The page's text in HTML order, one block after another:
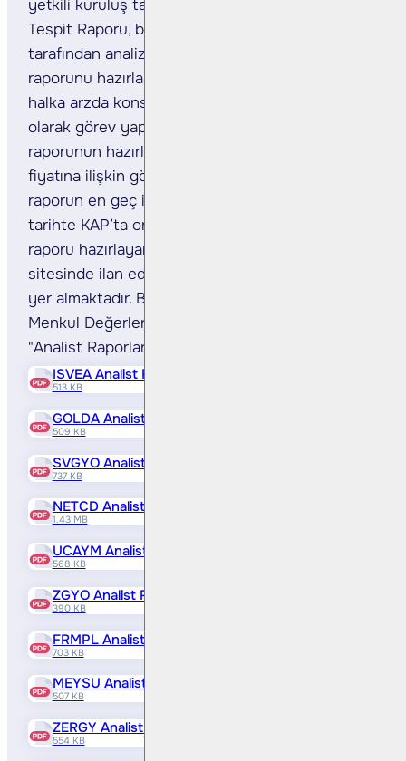
yetkili kuruluş tarafından hazırlanan Fiyat
Tespit Raporu, başka bir yetkili kuruluş
tarafından analiz edilebilir. Söz konusu analist
raporunu hazırlayacak yetkili kuruluşun ilgili
halka arzda konsorsiyum lideri veya eş lideri
olarak görev yapmaması gerekir. Analist
raporunun hazırlanması halinde, halka arz
fiyatına ilişkin görüş beyan edilmesi ve
raporun en geç ilgili halka arzın başladığı
tarihte KAP’ta ortaklığa ilişkin bölümde ve bu
raporu hazırlayan yetkili kuruluşun internet
sitesinde ilan edilmesi zorunludur» maddesi
yer almaktadır. Bu kapsamda Bulls Yatırım
Menkul Değerler A.Ş. tarafından hazırlanan
"Analist Raporları" aşağıda yer almaktadır.
ISVEA Analist Raporu
513 KB
GOLDA Analist Raporu
509 KB
SVGYO Analist Raporu
737 KB
NETCD Analist Raporu
1.43 MB
UCAYM Analist Raporu
568 KB
ZGYO Analist Raporu
390 KB
FRMPL Analist Raporu
703 KB
MEYSU Analist Raporu
507 KB
ZERGY Analist Raporu
554 KB